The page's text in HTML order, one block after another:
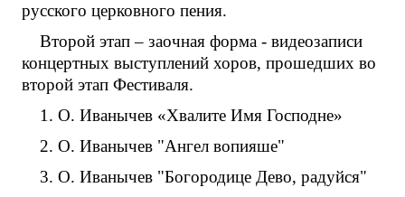
русского церковного пения.
Второй этап – заочная форма - видеозаписи
концертных выступлений хоров, прошедших во
второй этап Фестиваля.
1. О. Иванычев «Хвалите Имя Господне»
2. О. Иванычев "Ангел вопияше"
3. О. Иванычев "Богородице Дево, радуйся"